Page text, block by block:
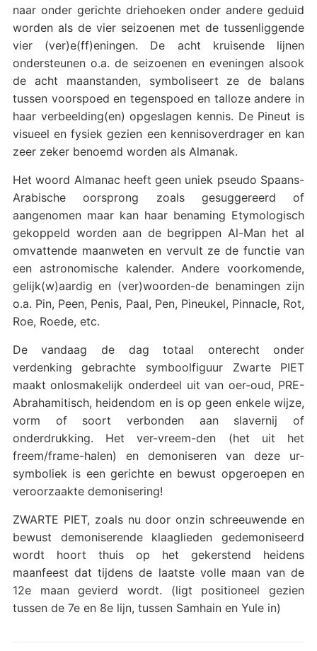
naar onder gerichte driehoeken onder andere geduid
worden als de vier seizoenen met de tussenliggende
vier (ver)e(ff)eningen. De acht kruisende lijnen
ondersteunen o.a. de seizoenen en eveningen alsook
de acht maanstanden, symboliseert ze de balans
tussen voorspoed en tegenspoed en talloze andere in
haar verbeelding(en) opgeslagen kennis. De Pineut is
visueel en fysiek gezien een kennisoverdrager en kan
zeer zeker benoemd worden als Almanak.
Het woord Almanac heeft geen uniek pseudo Spaans-
Arabische oorsprong zoals gesuggereerd of
aangenomen maar kan haar benaming Etymologisch
gekoppeld worden aan de begrippen Al-Man het al
omvattende maanweten en vervult ze de functie van
een astronomische kalender. Andere voorkomende,
gelijk(w)aardig en (ver)woorden-de benamingen zijn
o.a. Pin, Peen, Penis, Paal, Pen, Pineukel, Pinnacle, Rot,
Roe, Roede, etc.
De vandaag de dag totaal onterecht onder
verdenking gebrachte symboolfiguur Zwarte PIET
maakt onlosmakelijk onderdeel uit van oer-oud, PRE-
Abrahamitisch, heidendom en is op geen enkele wijze,
vorm of soort verbonden aan slavernij of
onderdrukking. Het ver-vreem-den (het uit het
freem/frame-halen) en demoniseren van deze ur-
symboliek is een gerichte en bewust opgeroepen en
veroorzaakte demonisering!
ZWARTE PIET, zoals nu door onzin schreeuwende en
bewust demoniserende klaaglieden gedemoniseerd
wordt hoort thuis op het gekerstend heidens
maanfeest dat tijdens de laatste volle maan van de
12e maan gevierd wordt. (ligt positioneel gezien
tussen de 7e en 8e lijn, tussen Samhain en Yule in)